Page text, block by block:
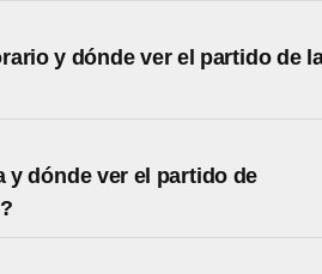
y dónde ver el partido de
y dónde ver el partido de